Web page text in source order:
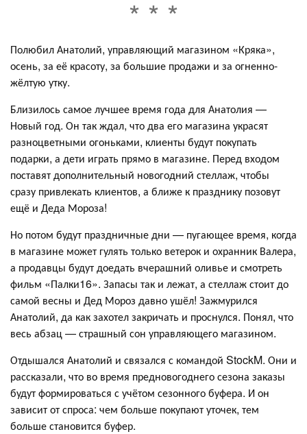
Полюбил Анатолий, управляющий магазином «Кряка»,
осень, за её красоту, за большие продажи и за огненно-
жёлтую утку.
Близилось самое лучшее время года для Анатолия —
Новый год. Он так ждал, что два его магазина украсят
разноцветными огоньками, клиенты будут покупать
подарки, а дети играть прямо в магазине. Перед входом
поставят дополнительный новогодний стеллаж, чтобы
сразу привлекать клиентов, а ближе к празднику позовут
ещё и Деда Мороза!
Но потом будут праздничные дни — пугающее время, когда
в магазине может гулять только ветерок и охранник Валера,
а продавцы будут доедать вчерашний оливье и смотреть
фильм «Палки16». Запасы так и лежат, а стеллаж стоит до
самой весны и Дед Мороз давно ушёл! Зажмурился
Анатолий, да как захотел закричать и проснулся. Понял, что
весь абзац — страшный сон управляющего магазином.
Отдышался Анатолий и связался с командой StockM. Они и
рассказали, что во время предновогоднего сезона заказы
будут формироваться с учётом сезонного буфера. И он
зависит от спроса: чем больше покупают уточек, тем
больше становится буфер.